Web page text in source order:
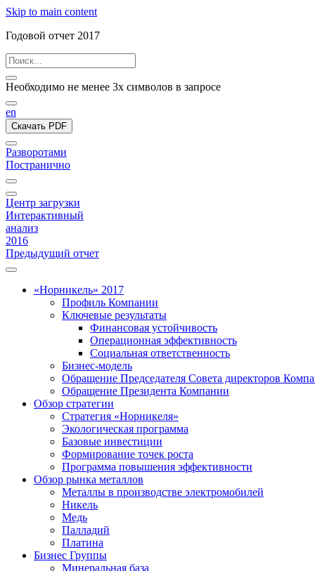
Skip to main content
Годовой отчет 2017
Необходимо не менее 3х символов в запросе
en
Скачать PDF
Разворотами
Постранично
Центр загрузки
Интерактивный
анализ
2016
Предыдущий отчет
«Норникель» 2017
Профиль Компании
Ключевые результаты
Финансовая устойчивость
Операционная эффективность
Социальная ответственность
Бизнес-модель
Обращение Председателя Совета директоров
Обращение Президента Компании
Обзор стратегии
Стратегия «Норникеля»
Экологическая программа
Базовые инвестиции
Формирование точек роста
Программа повышения эффективности
Обзор рынка металлов
Металлы в производстве электромобилей
Никель
Медь
Палладий
Платина
Бизнес Группы
Минеральная база